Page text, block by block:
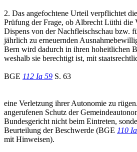
2. Das angefochtene Urteil verpflichtet
Prüfung der Frage, ob Albrecht Lüthi die
Dispens von der Nachfleischschau bzw.
jährlich zu erneuernden
Bern wird dadurch in ihren hoheitlichen
weshalb sie berechtigt ist, mit
BGE 112 Ia 59 S. 63
eine Verletzung ihrer Autonomie zu
angerufenen Schutz der
Bundesgericht nicht beim Eintreten,
Beurteilung der Beschwerde (BGE 110
mit Hinweisen).